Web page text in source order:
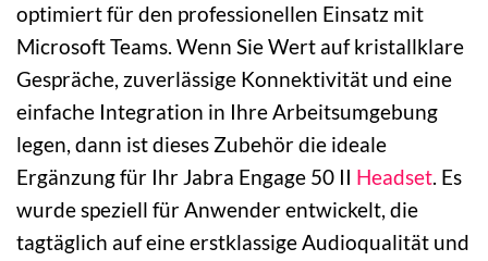
optimiert für den professionellen Einsatz mit
Microsoft Teams. Wenn Sie Wert auf kristallklare
Gespräche, zuverlässige Konnektivität und eine
einfache Integration in Ihre Arbeitsumgebung
legen, dann ist dieses Zubehör die ideale
Ergänzung für Ihr Jabra Engage 50 II Headset. Es
wurde speziell für Anwender entwickelt, die
tagtäglich auf eine erstklassige Audioqualität und